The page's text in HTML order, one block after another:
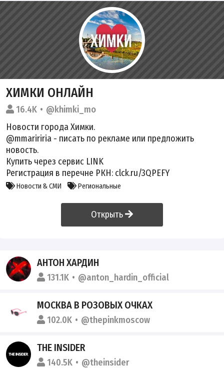
ХИМКИ ОНЛАЙН
16.4K
@khimki_mo
Новости города Химки.
@mmaririria - писать по рекламе или предложить
новость.
Купить через сервис LINK
Регистрация в перечне РКН: clck.ru/3QPEFY
Новости & СМИ Региональные
Открыть
АНТОН ХАРДИН
131.1K @anton_hardin_official
МОСКВА В РОЗОВЫХ ОЧКАХ
102.0K @thepinkmoscow
THE INSIDER
140.5K @theinsider